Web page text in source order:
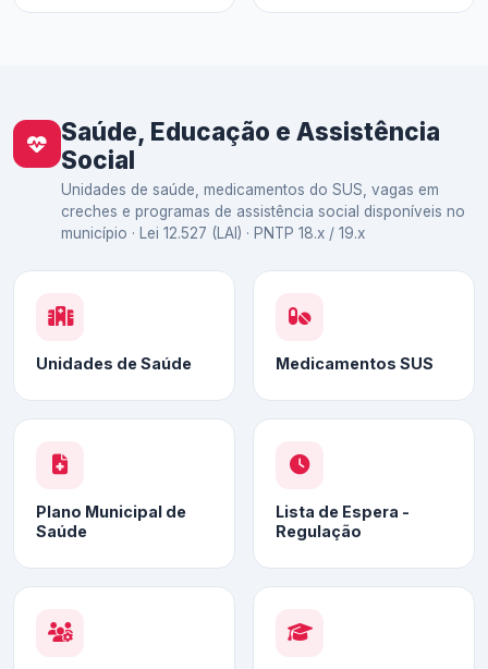
Saúde, Educação e Assistência
Social
Unidades de saúde, medicamentos do SUS, vagas em
creches e programas de assistência social disponíveis no
município · Lei 12.527 (LAI) · PNTP 18.x / 19.x
Unidades de Saúde Medicamentos SUS
Plano Municipal de
Saúde
Lista de Espera -
Regulação